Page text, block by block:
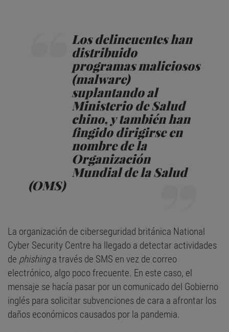
Los delincuentes han
distribuido
programas maliciosos
(malware)
suplantando al
Ministerio de Salud
chino, y también han
fingido dirigirse en
nombre de la
Organización
Mundial de la Salud
(OMS)
La organización de ciberseguridad británica National
Cyber Security Centre ha llegado a detectar actividades
de phishinga través de SMS en vez de correo
electrónico, algo poco frecuente. En este caso, el
mensaje se hacía pasar por un comunicado del Gobierno
inglés para solicitar subvenciones de cara a afrontar los
daños económicos causados por la pandemia.